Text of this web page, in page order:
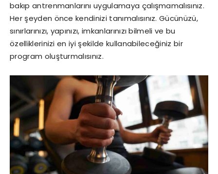
bakıp antrenmanlarını uygulamaya çalışmamalısınız.
Her şeyden önce kendinizi tanımalısınız. Gücünüzü,
sınırlarınızı, yapınızı, imkanlarınızı bilmeli ve bu
özelliklerinizi en iyi şekilde kullanabileceğiniz bir
program oluşturmalısınız.